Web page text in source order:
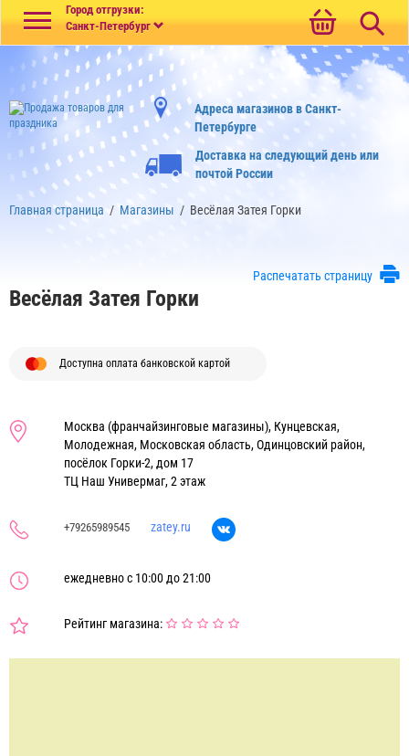
Город отгрузки:
Санкт-Петербург
Адреса магазинов в Санкт-
Петербурге
Доставка на следующий день или
почтой России
Главная страница / Магазины / Весёлая Затея Горки
Распечатать страницу
Весёлая Затея Горки
Доступна оплата банковской картой
Москва (франчайзинговые магазины), Кунцевская,
Молодежная, Московская область, Одинцовский район,
посёлок Горки-2, дом 17
ТЦ Наш Универмаг, 2 этаж
+79265989545 zatey.ru
ежедневно с 10:00 до 21:00
Рейтинг магазина: